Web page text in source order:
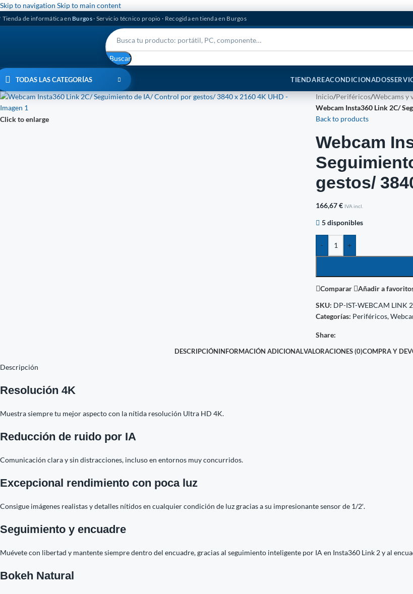
Skip to navigation Skip to main content
Tienda de informática en Burgos· Servicio técnico propio · Recogida en tienda en Burgos
Buscar
TODAS LAS CATEGORÍAS TIENDAREACONDICIONADOS
Click to enlarge
Inicio/Periféricos/Webcams y
Webcam Insta360 Link 2C/
Back to products
Webcam
gestos/
166,67€ IVA incl.
5 disponibles
- +
Comparar
Añadir a
SKU: DP-IST-WEBCAM LINK
Categorías: Periféricos,
Share:
DESCRIPCIÓNINFORMACIÓN ADICIONALVALORACIONES (0)COMPRA Y
Descripción
Resolución 4K
Muestra siempre tu mejor aspecto con la nítida resolución Ultra HD 4K.
Reducción de ruido por IA
Comunicación clara y sin distracciones, incluso en entornos muy concurridos.
Excepcional rendimiento con poca luz
Consigue imágenes realistas y detalles nítidos en cualquier condición de luz gracias a su impresionante sensor de 1/2′.
Seguimiento y encuadre
Muévete con libertad y mantente siempre dentro del encuadre, gracias al seguimiento inteligente por IA en Insta360 Link 2 y al
Bokeh Natural